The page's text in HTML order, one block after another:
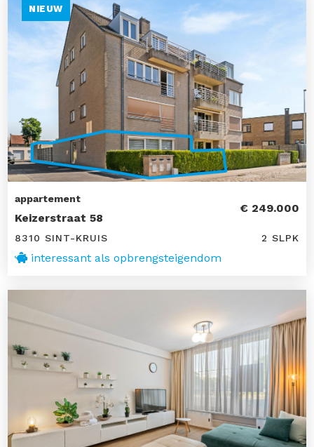
NIEUW
appartement
Keizerstraat 58
€ 249.000
8310 SINT-KRUIS 2 SLPK
interessant als opbrengsteigendom